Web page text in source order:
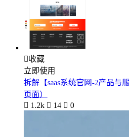
收藏
立即使用
拆解【saas系统官网-2产品与
页面）
 1.2k  14  0